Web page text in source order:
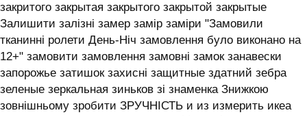
закритого закрытая закрытого закрытой закрытые
Залишити залізні замер замір заміри "Замовили
тканинні ролети День-Ніч замовлення було виконано на
12+" замовити замовлення замовні замок занавески
запорожье затишок захисні защитные здатний зебра
зеленые зеркальная зиньков зі знаменка Знижкою
зовнішньому зробити ЗРУЧНІСТЬ и из измерить икеа